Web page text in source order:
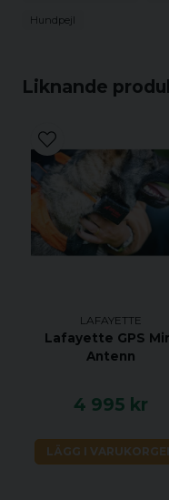
Liknande
LAFAYETTE
Lafayette GPS
Antenn
4 995 kr
LÄGG I
väggadapter,
Skallindikator
Områdeslarm
E-Sim:
tänkbara nät
(1års
299:-/år)
GPS:
Hundpejl